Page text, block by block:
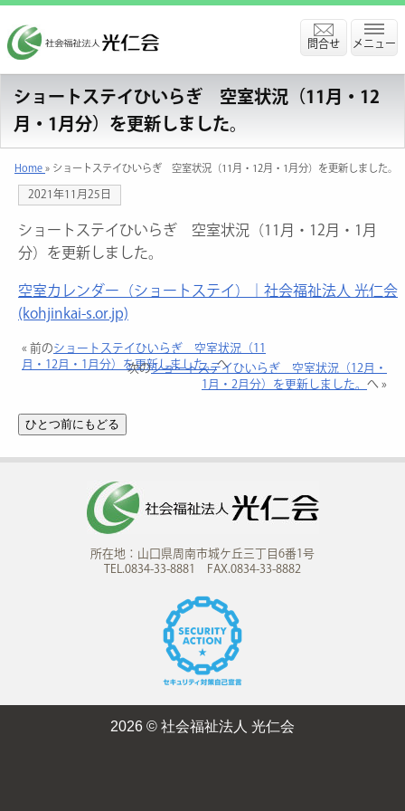
メニュー
問合せ
ショートステイひいらぎ 空室状況（11月・12
月・1月分）を更新しました。
Home» ショートステイひいらぎ 空室状況（11月・12月・1月分）を更新しました。
2021年11月25日
ショートステイひいらぎ 空室状況（11月・12月・1月
分）を更新しました。
空室カレンダー（ショートステイ）｜社会福祉法人 光仁会
(kohjinkai-s.or.jp)
« 前のショートステイひいらぎ 空室状況（11
月・12月・1月分）を更新しました。へ
次のショートステイひいらぎ 空室状況（12月・
1月・2月分）を更新しました。 へ »
所在地：山口県周南市城ケ丘三丁目6番1号
TEL.0834-33-8881 FAX.0834-33-8882
2026 © 社会福祉法人 光仁会